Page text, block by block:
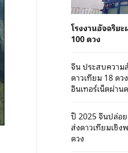
โรงงานอัจฉริย
100 ดวง
จีน ประสบความ
ดาวเทียม 18 ดว
อินเทอร์เน็ตผ่าน
ของโลก
ปี 2025 จีนปล่อ
ส่งดาวเทียมเชิง
ดวง